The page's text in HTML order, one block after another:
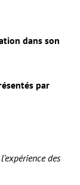
dans son
par
des